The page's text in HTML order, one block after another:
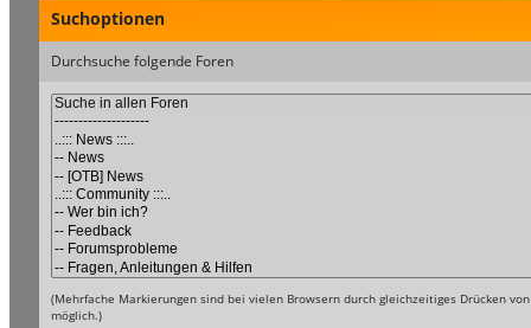
Suchoptionen
Durchsuche folgende Foren
(Mehrfache Markierungen sind bei vielen Browsern durch gleichzeitiges Drücken
möglich.)